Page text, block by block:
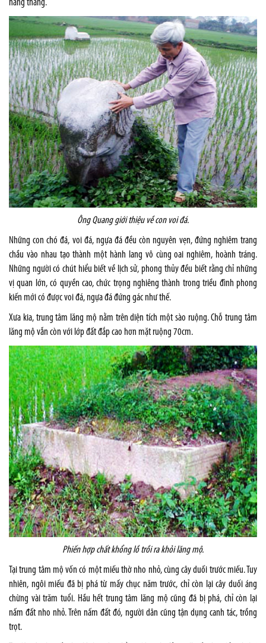
hàng thẳng.
Ông Quang giới thiệu về con voi đá.
Những con chó đá, voi đá, ngựa đá đều còn nguyên vẹn, đứng nghiêm trang
chầu vào nhau tạo thành một hành lang vô cùng oai nghiêm, hoành tráng.
Những người có chút hiểu biết về lịch sử, phong thủy đều biết rằng chỉ những
vị quan lớn, có quyền cao, chức trọng nghiêng thành trong triều đình phong
kiến mới có được voi đá, ngựa đá đứng gác như thế.
Xưa kia, trung tâm lăng mộ nằm trên diện tích một sào ruộng. Chỗ trung tâm
lăng mộ vẫn còn với lớp đất đắp cao hơn mặt ruộng 70cm.
Phiến hợp chất khổng lồ trồi ra khỏi lăng mộ.
Tại trung tâm mộ vốn có một miếu thờ nho nhỏ, cùng cây duối trước miếu. Tuy
nhiên, ngôi miếu đã bị phá từ mấy chục năm trước, chỉ còn lại cây duối áng
chừng vài trăm tuổi. Hầu hết trung tâm lăng mộ cũng đã bị phá, chỉ còn lại
nấm đất nho nhỏ. Trên nấm đất đó, người dân cũng tận dụng canh tác, trồng
trọt.